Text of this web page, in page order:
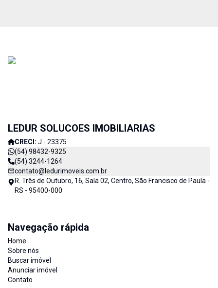
LEDUR SOLUCOES IMOBILIARIAS
CRECI: J - 23375
(54) 98432-9325
(54) 3244-1264
contato@ledurimoveis.com.br
R. Três de Outubro, 16, Sala 02, Centro, São Francisco de Paula -
RS - 95400-000
Navegação rápida
Home
Sobre nós
Buscar imóvel
Anunciar imóvel
Contato